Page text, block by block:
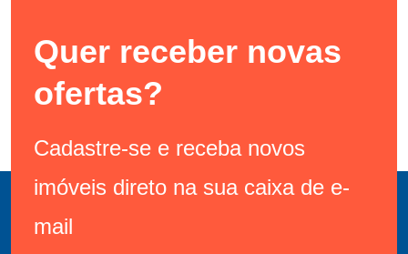
Quer receber novas
ofertas?
Cadastre-se e receba novos
imóveis direto na sua caixa de e-
mail